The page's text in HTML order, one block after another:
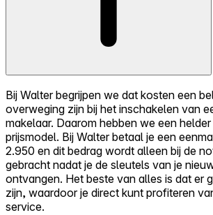
Bij Walter begrijpen we dat kosten een
overweging zijn bij het inschakelen van
makelaar. Daarom hebben we een
prijsmodel. Bij Walter betaal je een
2.950 en dit bedrag wordt alleen bij de
gebracht nadat je de sleutels van je
ontvangen. Het beste van alles is dat er
zijn, waardoor je direct kunt profiteren
service.